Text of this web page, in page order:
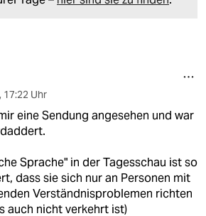
17:22 Uhr
eine Sendung angesehen und war
Sprache" in der Tagesschau ist so
dass sie sich nur an Personen mit
Verständnisproblemen richten
auch nicht verkehrt ist)